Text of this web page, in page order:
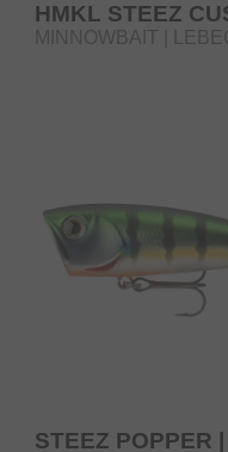
HMKL STEEZ
MINNOWBAIT |
STEEZ POPPER